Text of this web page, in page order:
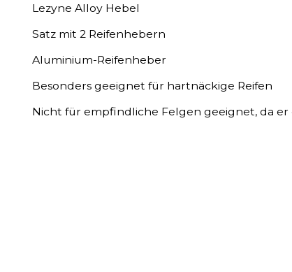
Lezyne Alloy Hebel
Satz mit 2 Reifenhebern
Aluminium-Reifenheber
Besonders geeignet für hartnäckige Reifen
Nicht für empfindliche Felgen geeignet, da